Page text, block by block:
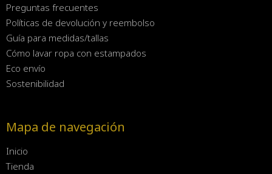
Preguntas frecuentes
Políticas de devolución y reembolso
Guía para medidas/tallas
Cómo lavar ropa con estampados
Eco envío
Sostenibilidad
Mapa de navegación
Inicio
Tienda